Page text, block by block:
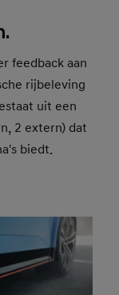
feedback aan
rijbeleving
uit een
2 extern) dat
biedt.